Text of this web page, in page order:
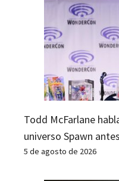
Todd McFarlane
universo Spawn
5 de agosto de 2026